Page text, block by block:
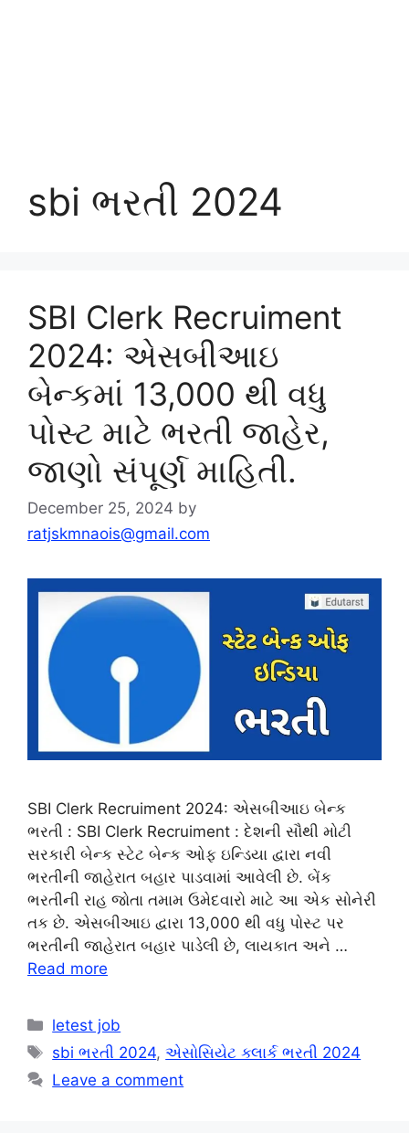
sbi ભરતી 2024
SBI Clerk Recruiment
2024: એસબીઆઇ
બેન્કમાં 13,000 થી વધુ
પોસ્ટ માટે ભરતી જાહેર,
જાણો સંપૂર્ણ માહિતી.
December 25, 2024 by
ratjskmnaois@gmail.com
SBI Clerk Recruiment 2024: એસબીઆઇ બેન્ક
ભરતી : SBI Clerk Recruiment : દેશની સૌથી મોટી
સરકારી બેન્ક સ્ટેટ બેન્ક ઓફ ઇન્ડિયા દ્વારા નવી
ભરતીની જાહેરાત બહાર પાડવામાં આવેલી છે. બેંક
ભરતીની રાહ જોતા તમામ ઉમેદવારો માટે આ એક સોનેરી
તક છે. એસબીઆઇ દ્વારા 13,000 થી વધુ પોસ્ટ પર
ભરતીની જાહેરાત બહાર પાડેલી છે, લાયકાત અને …
Read more
Categories
letest job
Tags
sbi ભરતી 2024,એસોસિયેટ ક્લાર્ક ભરતી 2024
Leave a comment